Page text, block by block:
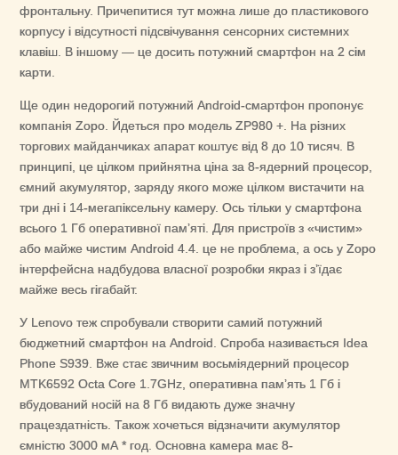
фронтальну. Причепитися тут можна лише до пластикового
корпусу і відсутності підсвічування сенсорних системних
клавіш. В іншому — це досить потужний смартфон на 2 сім
карти.
Ще один недорогий потужний Android-смартфон пропонує
компанія Zopo. Йдеться про модель ZP980 +. На різних
торгових майданчиках апарат коштує від 8 до 10 тисяч. В
принципі, це цілком прийнятна ціна за 8-ядерний процесор,
ємний акумулятор, заряду якого може цілком вистачити на
три дні і 14-мегапіксельну камеру. Ось тільки у смартфона
всього 1 Гб оперативної пам’яті. Для пристроїв з «чистим»
або майже чистим Android 4.4. це не проблема, а ось у Zopo
інтерфейсна надбудова власної розробки якраз і з’їдає
майже весь гігабайт.
У Lenovo теж спробували створити cамий потужний
бюджетний смартфон на Android. Спроба називається Idea
Phone S939. Вже стає звичним восьміядерний процесор
MTK6592 Octa Core 1.7GHz, оперативна пам’ять 1 Гб і
вбудований носій на 8 Гб видають дуже значну
працездатність. Також хочеться відзначити акумулятор
ємністю 3000 мА * год. Основна камера має 8-